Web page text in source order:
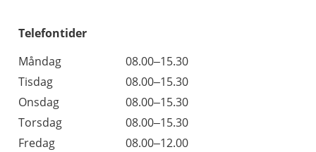
Telefontider
Måndag
08.00–15.30
Tisdag
08.00–15.30
Onsdag
08.00–15.30
Torsdag
08.00–15.30
Fredag
08.00–12.00